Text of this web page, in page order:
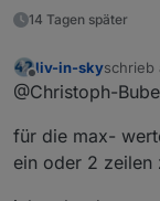
14 Tagen später
Offline
liv-in-skyschrieb
zuletzt
@Christoph-
für die max-
ein oder 2 zeilen